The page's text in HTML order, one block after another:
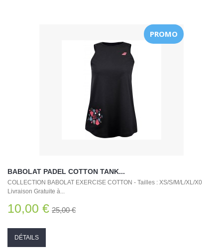
PROMO
BABOLAT PADEL COTTON TANK...
COLLECTION BABOLAT EXERCISE COTTON - Tailles : XS/S/M/L/XL/X0
Livraison Gratuite à...
10,00 € 25,00 €
DÉTAILS